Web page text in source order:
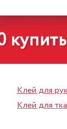
Клей для
Клей для